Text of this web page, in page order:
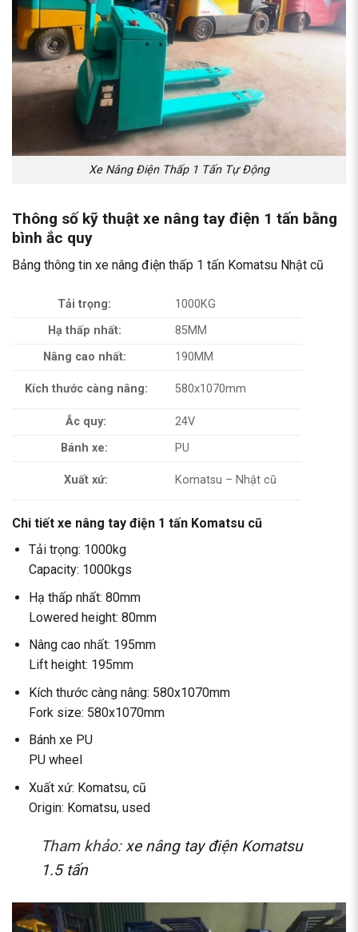
Xe Nâng Điện Thấp 1 Tấn Tự Động
Thông số kỹ thuật xe nâng tay điện 1 tấn bằng
bình ắc quy
Bảng thông tin xe nâng điện thấp 1 tấn Komatsu Nhật cũ
Tải trọng:
1000KG
Hạ thấp nhất:
85MM
Nâng cao nhất:
190MM
Kích thước càng nâng: 580x1070mm
Ắc quy:
24V
Bánh xe:
PU
Xuất xứ: Komatsu – Nhật cũ
Chi tiết xe nâng tay điện 1 tấn Komatsu cũ
Tải trọng: 1000kg
Capacity: 1000kgs
Hạ thấp nhất: 80mm
Lowered height: 80mm
Nâng cao nhất: 195mm
Lift height: 195mm
Kích thước càng nâng: 580x1070mm
Fork size: 580x1070mm
Bánh xe PU
PU wheel
Xuất xứ: Komatsu, cũ
Origin: Komatsu, used
Tham khảo:xe nâng tay điện Komatsu
1.5 tấn